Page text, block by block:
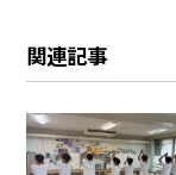
関連記事